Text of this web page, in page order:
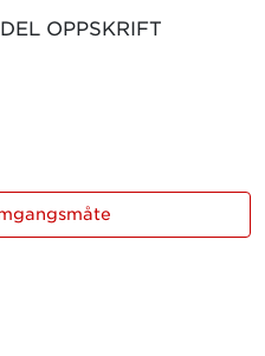
OPPSKRIFT